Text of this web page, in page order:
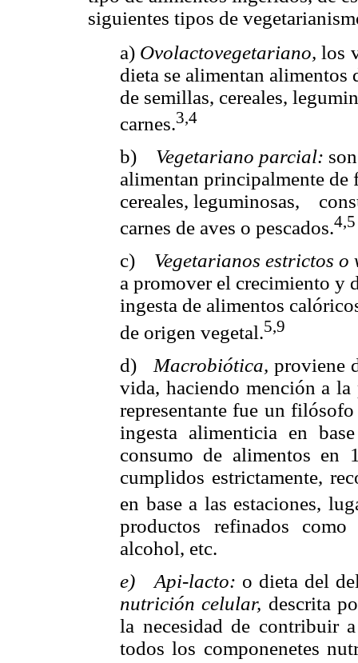
siguientes tipos de
a) Ovolactovegetariano, los
dieta se alimentan
de semillas, cereales,
carnes.3,4
b) Vegetariano parcial:
alimentan principalmente
cereales, leguminosas,
carnes de aves o pescados.4,5
c)
Vegetarianos estrictos
a promover el crecimiento y
ingesta de alimentos
de origen vegetal.5,9
d) Macrobiótica, proviene
vida, haciendo mención a
representante fue un
ingesta alimenticia en
consumo de alimentos en
cumplidos estrictamente,
en base a las estaciones,
productos refinados
alcohol, etc.
e)
Api-lacto: o dieta del
nutrición celular, descrita
la necesidad de contribuir
todos los componenetes